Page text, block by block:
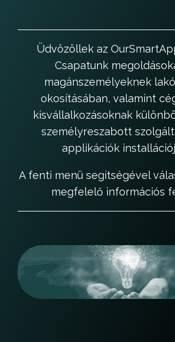
Üdvözöllek az
Csapatunk
magánszemélyeknek
okosításában, valamint
kisvállalkozásoknak
személyreszabott
applikációk
A fenti menü segítségével
megfelelő információs